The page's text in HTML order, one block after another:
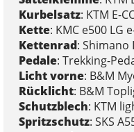
Kurbelsatz: KTM E-
Kette: KMC e500 LG
Kettenrad: Shimano
Pedale: Trekking-
Licht vorne: B&M
Rücklicht: B&M
Schutzblech: KTM
Spritzschutz: SKS